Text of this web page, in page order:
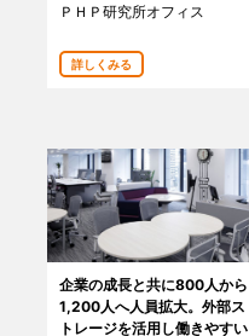
ＰＨＰ研究所オフィス
詳しくみる
企業の成長と共に800人から
1,200人へ人員拡大。外部ス
トレージを活用し働きやすい